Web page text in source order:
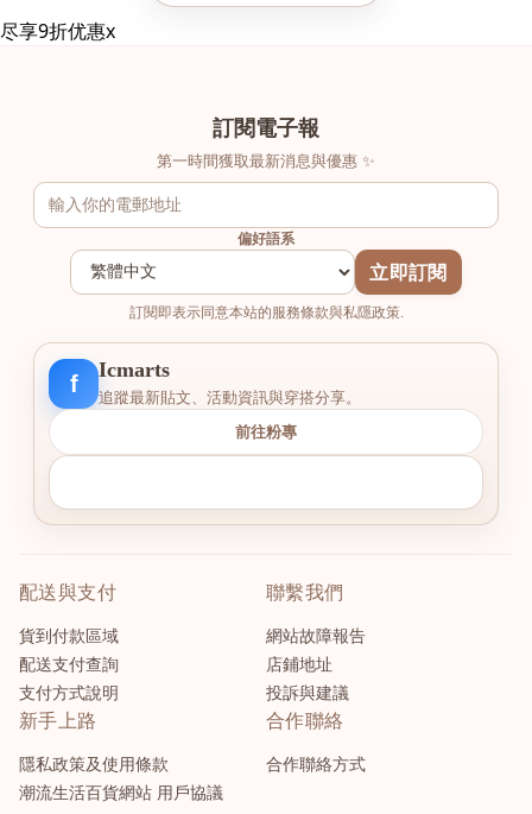
尽享9折优惠x
訂閱電子報
第一時間獲取最新消息與優惠 ✨
偏好語系
立即訂閱
訂閱即表示同意本站的服務條款與私隱政策.
f
Icmarts
追蹤最新貼文、活動資訊與穿搭分享。
前往粉專
配送與支付
貨到付款區域
配送支付查詢
支付方式說明
聯繫我們
網站故障報告
店鋪地址
投訴與建議
新手上路
隱私政策及使用條款
潮流生活百貨網站 用戶協議
合作聯絡
合作聯絡方式